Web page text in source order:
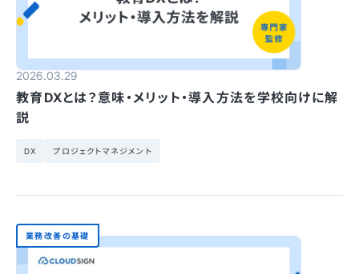
2026.03.29
教育DXとは？意味・メリット・導入方法を学校向けに解
説
DX プロジェクトマネジメント
業務改善の基礎